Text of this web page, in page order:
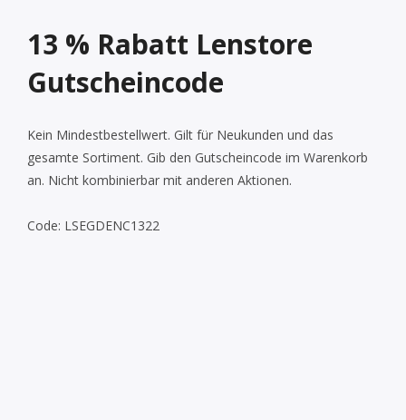
13 % Rabatt Lenstore
Gutscheincode
Kein Mindestbestellwert. Gilt für Neukunden und das
gesamte Sortiment. Gib den Gutscheincode im Warenkorb
an. Nicht kombinierbar mit anderen Aktionen.
Code: LSEGDENC1322